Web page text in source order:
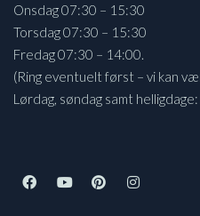
Onsdag 07:30 – 15:30
Torsdag 07:30 – 15:30
Fredag 07:30 – 14:00.
(Ring eventuelt først – vi kan
Lørdag, søndag samt